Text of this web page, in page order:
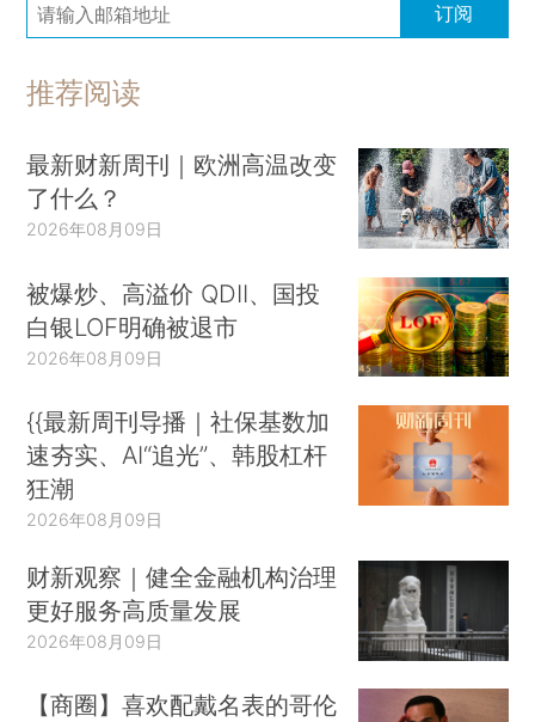
订阅
推荐阅读
最新财新周刊｜欧洲高温改变
了什么？
2026年08月09日
被爆炒、高溢价 QDII、国投
白银LOF明确被退市
2026年08月09日
{{最新周刊导播｜社保基数加
速夯实、AI“追光”、韩股杠杆
狂潮
2026年08月09日
财新观察｜健全金融机构治理
更好服务高质量发展
2026年08月09日
【商圈】喜欢配戴名表的哥伦